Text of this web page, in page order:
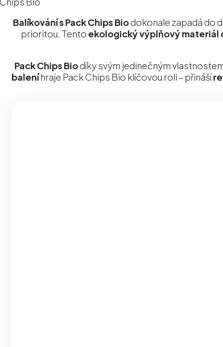
Balíkování s Pack Chips Biodokonale zapadá do
prioritou. Tento ekologický výplňový materiál
Pack Chips Biodíky svým jedinečným
baleníhraje Pack Chips Bio klíčovou roli – přináší